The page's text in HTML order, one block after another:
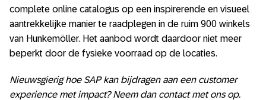
complete online catalogus op een inspirerende en visueel
aantrekkelijke manier te raadplegen in de ruim 900 winkels
van Hunkemöller. Het aanbod wordt daardoor niet meer
beperkt door de fysieke voorraad op de locaties.
Nieuwsgierig hoe SAP kan bijdragen aan een customer
experience met impact? Neem dan contact met ons op.